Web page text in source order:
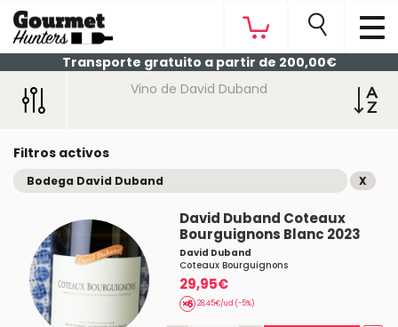
Transporte gratuito a partir de 200,00€
Vino de David Duband
Filtros activos
Bodega David Duband X
David Duband Coteaux
Bourguignons Blanc 2023
David Duband
Coteaux Bourguignons
29,95€
28,45€/ud (-5%)